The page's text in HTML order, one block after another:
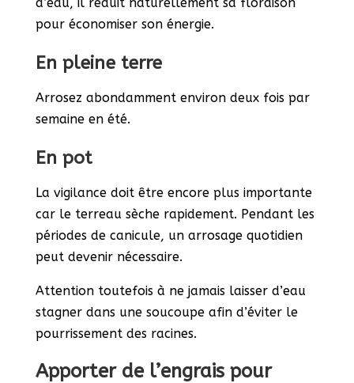
pour économiser son énergie.
En pleine terre
Arrosez abondamment environ deux fois par
semaine en été.
En pot
La vigilance doit être encore plus importante
car le terreau sèche rapidement. Pendant les
périodes de canicule, un arrosage quotidien
peut devenir nécessaire.
Attention toutefois à ne jamais laisser d’eau
stagner dans une soucoupe afin d’éviter le
pourrissement des racines.
Apporter de l’engrais pour